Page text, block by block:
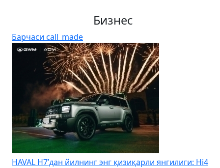
Бизнес
Барчаси call_made
HAVAL H7’дан йилнинг энг қизиқарли янгилиги: Hi4